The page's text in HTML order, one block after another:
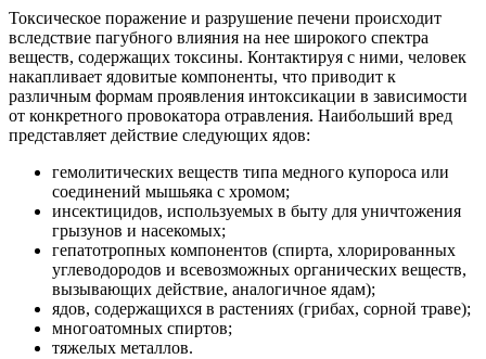
Токсическое поражение и разрушение печени происходит
вследствие пагубного влияния на нее широкого спектра
веществ, содержащих токсины. Контактируя с ними, человек
накапливает ядовитые компоненты, что приводит к
различным формам проявления интоксикации в зависимости
от конкретного провокатора отравления. Наибольший вред
представляет действие следующих ядов:
гемолитических веществ типа медного купороса или
соединений мышьяка с хромом;
инсектицидов, используемых в быту для уничтожения
грызунов и насекомых;
гепатотропных компонентов (спирта, хлорированных
углеводородов и всевозможных органических веществ,
вызывающих действие, аналогичное ядам);
ядов, содержащихся в растениях (грибах, сорной траве);
многоатомных спиртов;
тяжелых металлов.